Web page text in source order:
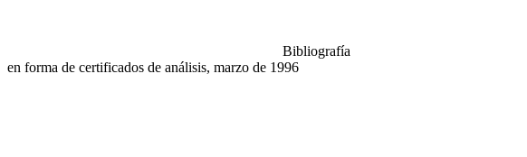
Bibliografía
en forma de certificados de análisis, marzo de 1996